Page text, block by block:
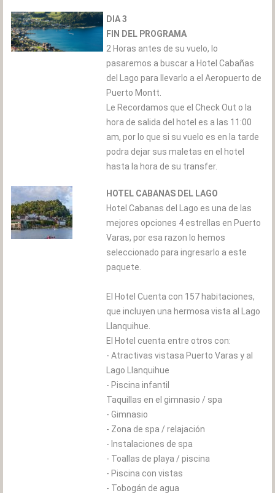
DIA 3
FIN DEL PROGRAMA
2 Horas antes de su vuelo, lo
pasaremos a buscar a Hotel Cabañas
del Lago para llevarlo a el Aeropuerto de
Puerto Montt.
Le Recordamos que el Check Out o la
hora de salida del hotel es a las 11:00
am, por lo que si su vuelo es en la tarde
podra dejar sus maletas en el hotel
hasta la hora de su transfer.
HOTEL CABANAS DEL LAGO
Hotel Cabanas del Lago es una de las
mejores opciones 4 estrellas en Puerto
Varas, por esa razon lo hemos
seleccionado para ingresarlo a este
paquete.
El Hotel Cuenta con 157 habitaciones,
que incluyen una hermosa vista al Lago
Llanquihue.
El Hotel cuenta entre otros con:
- Atractivas vistasa Puerto Varas y al
Lago Llanquihue
- Piscina infantil
Taquillas en el gimnasio / spa
- Gimnasio
- Zona de spa / relajación
- Instalaciones de spa
- Toallas de playa / piscina
- Piscina con vistas
- Tobogán de agua